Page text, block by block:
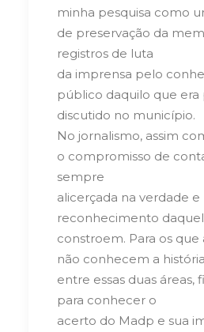
minha pesquisa como
de preservação da
registros de luta
da imprensa pelo
público daquilo que era
discutido no município.
No jornalismo, assim
o compromisso de
sempre
alicerçada na verdade e
reconhecimento
constroem. Para os que
não conhecem a
entre essas duas áreas,
para conhecer o
acerto do Madp e sua